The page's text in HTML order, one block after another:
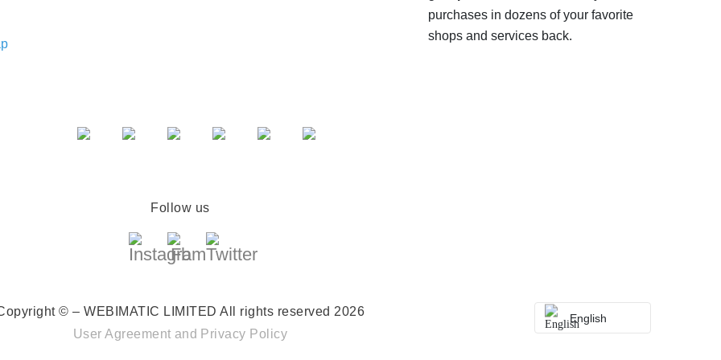
purchases in dozens of your favorite
shops and services back.
Follow us
© – WEBIMATIC LIMITED All rights reserved 2026
User Agreement and Privacy Policy
English